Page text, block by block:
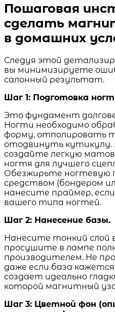
Пошаговая
сделать
в домашних
Следуя этой
вы минимизируете
салонный результат.
Шаг 1: Подготовка
Это фундамент
Ногти необходимо
форму, отполировать
отодвинуть кутикулу.
создайте легкую
ногтя для лучшего
Обезжирьте ногтевую
средством (бондером
нанесите праймер,
вашего типа ногтей.
Шаг 2: Нанесение базы.
Нанесите тонкий слой
просушите в лампе
производителем. Не
даже если база
создает идеально
которой магнитный
Шаг 3: Цветной фон